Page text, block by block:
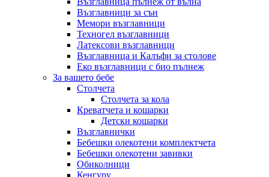
Възглавници за сън
Мемори възглавници
Техногел възглавници
Латексови възглавници
Възглавница и Калъфи за столове
Еко възглавници с био пълнеж
За вашето бебе
Столчета
Столчета за кола
Креватчета и кошарки
Детски кошарки
Възглавнички
Бебешки oлекотени комплектчета
Бебешки олекотени завивки
Обиколници
Кенгуру